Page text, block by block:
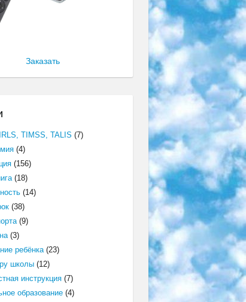
Заказать
TIMSS, TALIS (7)
(4)
(156)
(18)
(14)
(38)
(9)
(3)
ребёнка(23)
школы(12)
инструкция(7)
образование(4)